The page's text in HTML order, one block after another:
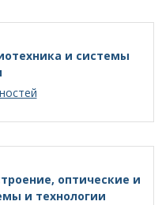
и системы
оптические и
и технологии